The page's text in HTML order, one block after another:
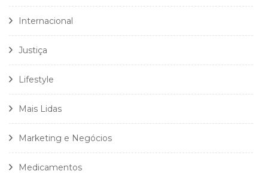
Internacional
Justiça
Lifestyle
Mais Lidas
Marketing e Negócios
Medicamentos